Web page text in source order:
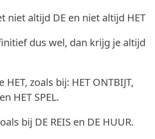
niet altijd DE en niet altijd HET
dus wel, dan krijg je altijd
HET, zoals bij: HET ONTBIJT,
HET SPEL.
bij DE REIS en DE HUUR.